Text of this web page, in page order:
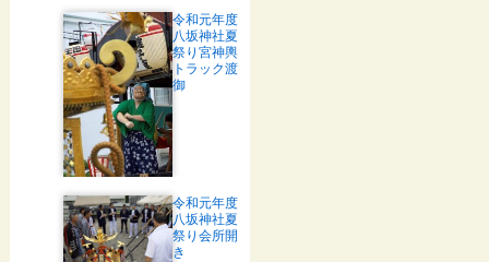
令和元年度
八坂神社夏
祭り宮神輿
トラック渡
御
令和元年度
八坂神社夏
祭り会所開
き